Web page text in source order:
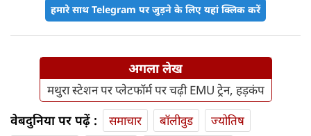
हमारे साथ Telegram पर जुड़ने के लिए यहां क्लिक करें
अगला लेख
मथुरा स्टेशन पर प्लेटफॉर्म पर चढ़ी EMU ट्रेन, हड़कंप
वेबदुनिया पर पढ़ें : समाचार बॉलीवुड
ज्योतिष